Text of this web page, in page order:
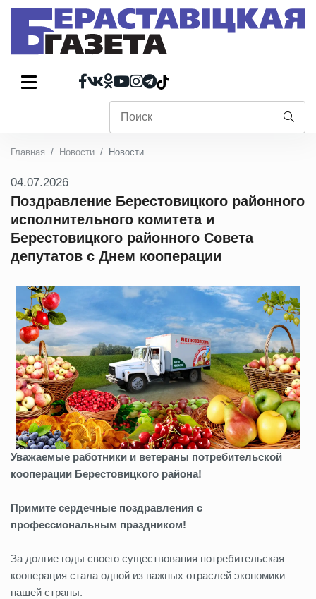
Главная Новости Новости
04.07.2026
Поздравление Берестовицкого районного
исполнительного комитета и
Берестовицкого районного Совета
депутатов с Днем кооперации
Уважаемые работники и ветераны потребительской
кооперации Берестовицкого района!
Примите сердечные поздравления с
профессиональным праздником!
За долгие годы своего существования потребительская
кооперация стала одной из важных отраслей экономики
нашей страны.